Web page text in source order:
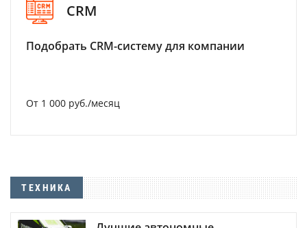
CRM
Подобрать CRM-систему для компании
От 1 000 руб./месяц
ТЕХНИКА